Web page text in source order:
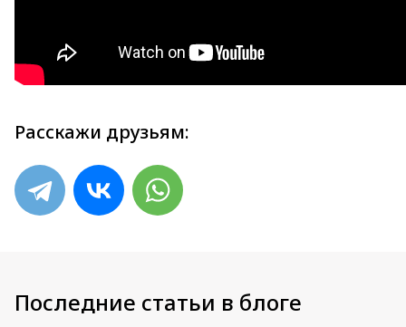
Расскажи друзьям:
Последние статьи в блоге